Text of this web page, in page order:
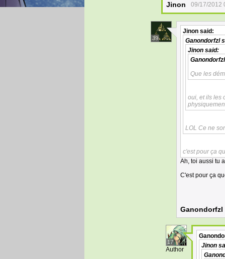
Jinon 09/17/2012
39
Jinon said:
Ganondorfzl
Jinon said:
Ganondorfzl
Que les
oui, et ils les
LOL Ce ne
c'est pour ça
Ah, toi aussi tu
C'est pour ça
Ganondorfzl
17
Author
Jinon